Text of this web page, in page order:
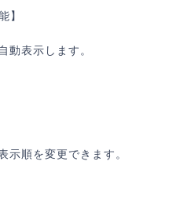
】
動表示します。
示順を変更できます。